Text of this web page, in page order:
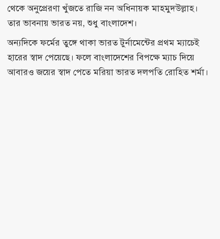
থেকে অনুপ্রেরণা খুঁজতে রাজি নন অধিনায়ক মাহমুদউল্লাহ।
তার ভাবনায় ভারত নয়, শুধু বাংলাদেশ।
অন্যদিকে ফর্মের তুঙ্গে থাকা ভারত টুর্নামেন্টের প্রথম ম্যাচেই
হারের স্বাদ পেয়েছে। ফলে বাংলাদেশের বিপক্ষে ম্যাচ দিয়ে
আবারও জয়ের স্বাদ পেতে মরিয়া ভারত দলপতি রোহিত শর্মা।